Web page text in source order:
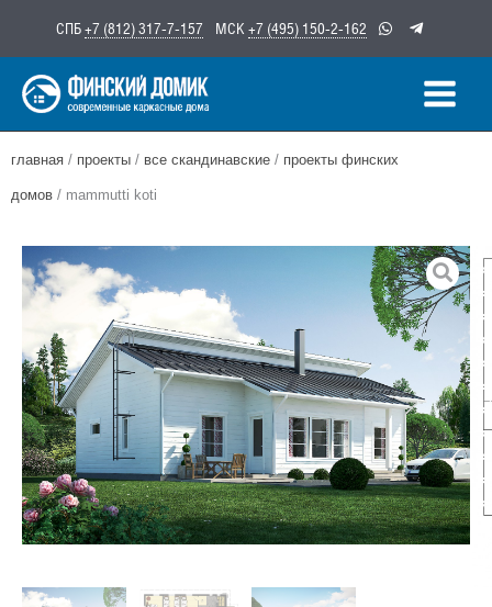
содержимому
СПБ+7 (812) 317-7-157 МСК +7 (495) 150-2-162
главная / проекты / все скандинавские / проекты финских
домов / mammutti koti